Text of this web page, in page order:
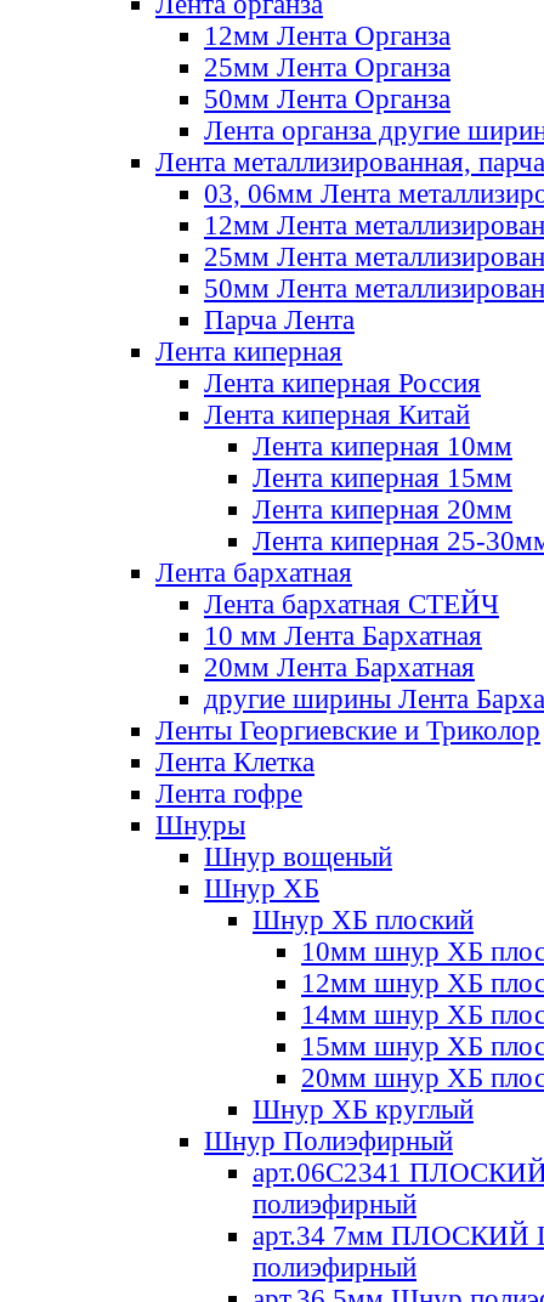
12мм Лента Органза
25мм Лента Органза
50мм Лента Органза
Лента органза другие
Лента металлизированная, парча
03, 06мм Лента
12мм Лента
25мм Лента
50мм Лента
Парча Лента
Лента киперная
Лента киперная Россия
Лента киперная Китай
Лента киперная 10мм
Лента киперная 15мм
Лента киперная 20мм
Лента киперная 25-
Лента бархатная
Лента бархатная СТЕЙЧ
10 мм Лента Бархатная
20мм Лента Бархатная
другие ширины Лента
Ленты Георгиевские и Триколор
Лента Клетка
Лента гофре
Шнуры
Шнур вощеный
Шнур ХБ
Шнур ХБ плоский
10мм шнур ХБ
12мм шнур ХБ
14мм шнур ХБ
15мм шнур ХБ
20мм шнур ХБ
Шнур ХБ круглый
Шнур Полиэфирный
арт.06С2341
полиэфирный
арт.34 7мм ПЛОСКИЙ
полиэфирный